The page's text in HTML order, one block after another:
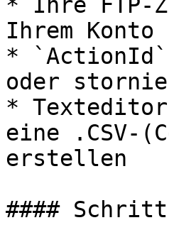
Ihrem Konto
*
oder
* Texteditor
eine .CSV-
erstellen
####